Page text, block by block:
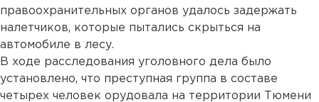
правоохранительных органов удалось задержать
налетчиков, которые пытались скрыться на
автомобиле в лесу.
В ходе расследования уголовного дела было
установлено, что преступная группа в составе
четырех человек орудовала на территории Тюмени